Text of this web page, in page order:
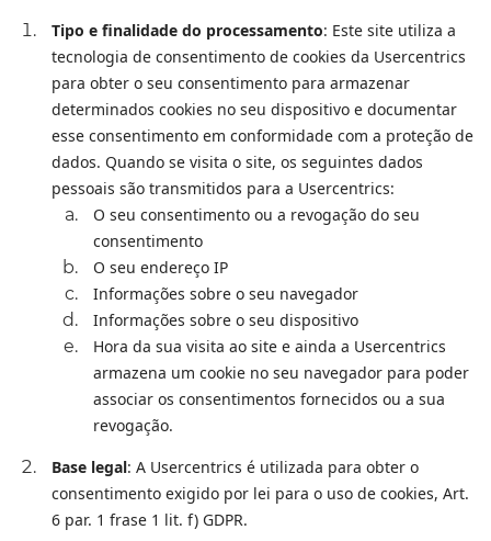
Tipo e finalidade do processamento: Este site utiliza a
tecnologia de consentimento de cookies da Usercentrics
para obter o seu consentimento para armazenar
determinados cookies no seu dispositivo e documentar
esse consentimento em conformidade com a proteção de
dados. Quando se visita o site, os seguintes dados
pessoais são transmitidos para a Usercentrics:
O seu consentimento ou a revogação do seu
consentimento
O seu endereço IP
Informações sobre o seu navegador
Informações sobre o seu dispositivo
Hora da sua visita ao site e ainda a Usercentrics
armazena um cookie no seu navegador para poder
associar os consentimentos fornecidos ou a sua
revogação.
Base legal: A Usercentrics é utilizada para obter o
consentimento exigido por lei para o uso de cookies, Art.
6 par. 1 frase 1 lit. f) GDPR.